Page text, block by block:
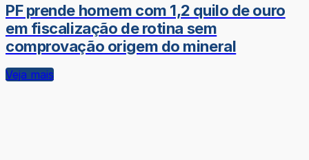
PF prende homem com 1,2 quilo de ouro
em fiscalização de rotina sem
comprovação origem do mineral
Veja mais